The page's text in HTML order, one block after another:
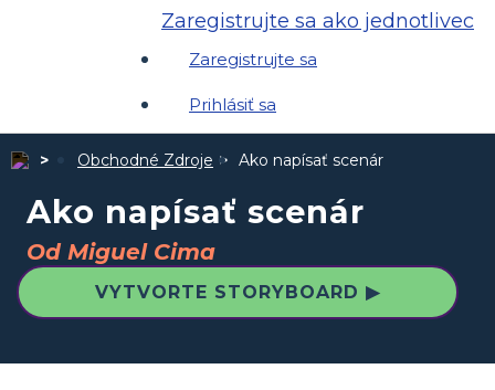
Zaregistrujte sa ako jednotlivec
Zaregistrujte sa
Prihlásiť sa
Obchodné Zdroje Ako napísať scenár
Ako napísať scenár
Od Miguel Cima
VYTVORTE STORYBOARD ▶